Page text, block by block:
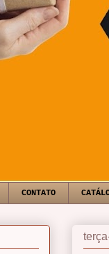
CONTATO